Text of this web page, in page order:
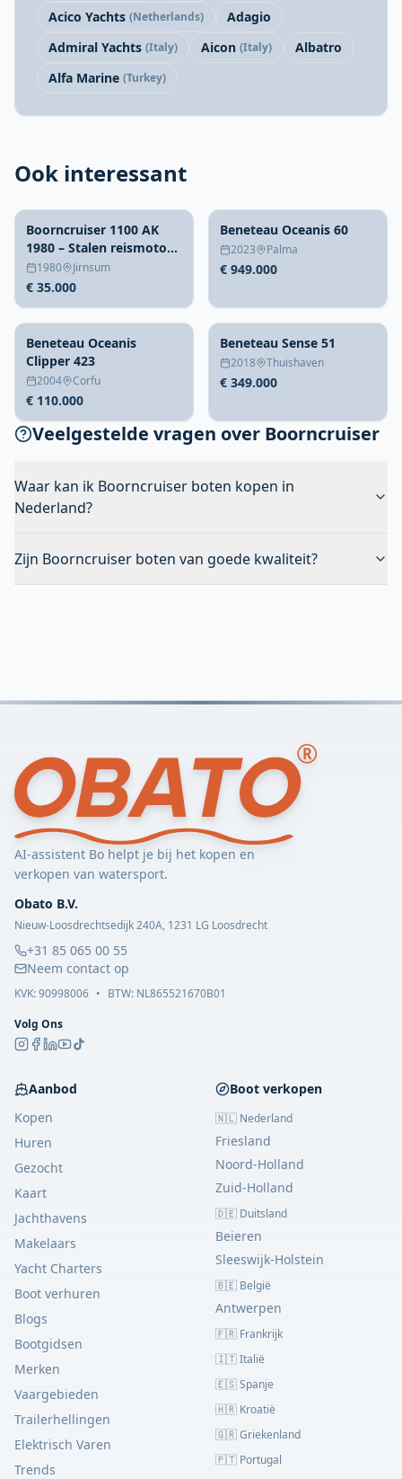
Acico Yachts (Netherlands)
Adagio
Admiral Yachts (Italy) Aicon (Italy)
Albatro
Alfa Marine (Turkey)
Ook interessant
Boorncruiser 1100 AK
1980 – Stalen reismotor
met vijf hutten
1980 Jirnsum
€ 35.000
Beneteau Oceanis 60
2023 Palma
€ 949.000
Beneteau Oceanis
Clipper 423
2004 Corfu
€ 110.000
Beneteau Sense 51
2018 Thuishaven
€ 349.000
Veelgestelde vragen over Boorncruiser
Waar kan ik Boorncruiser boten kopen in
Nederland?
Zijn Boorncruiser boten van goede kwaliteit?
AI-assistent Bo helpt je bij het kopen en
verkopen van watersport.
Obato B.V.
Nieuw-Loosdrechtsedijk 240A, 1231 LG Loosdrecht
+31 85 065 00 55
Neem contact op
KVK:90998006 • BTW: NL865521670B01
Volg Ons
Aanbod
Kopen
Huren
Gezocht
Kaart
Jachthavens
Makelaars
Yacht Charters
Boot verhuren
Blogs
Bootgidsen
Merken
Vaargebieden
Trailerhellingen
Elektrisch Varen
Trends
Boot verkopen
🇳🇱 Nederland
Friesland
Noord-Holland
Zuid-Holland
🇩🇪 Duitsland
Beieren
Sleeswijk-Holstein
🇧🇪 België
Antwerpen
🇫🇷 Frankrijk
🇮🇹 Italië
🇪🇸 Spanje
🇭🇷 Kroatië
🇬🇷 Griekenland
🇵🇹 Portugal